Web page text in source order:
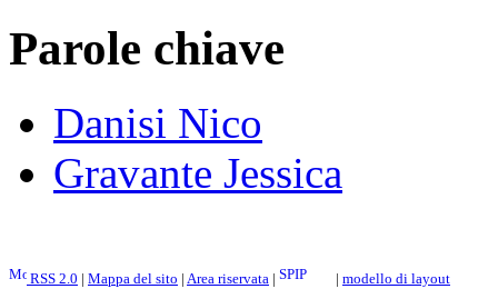
Parole chiave
Danisi Nico
Gravante Jessica
RSS 2.0 | Mappa del sito | Area riservata | | modello di layout